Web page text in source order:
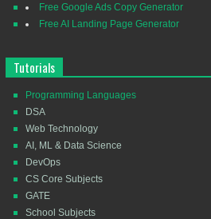
Free Google Ads Copy Generator
Free AI Landing Page Generator
Tutorials
Programming Languages
DSA
Web Technology
AI, ML & Data Science
DevOps
CS Core Subjects
GATE
School Subjects